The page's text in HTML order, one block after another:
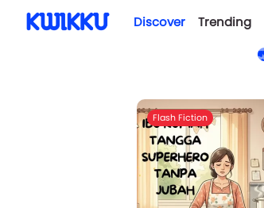
Discover Trending
Flash Fiction